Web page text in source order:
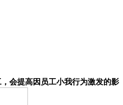
会提高因员工小我行为激发的影